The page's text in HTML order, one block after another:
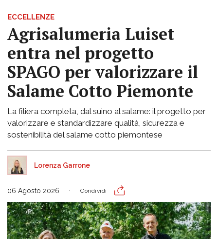
ECCELLENZE
Agrisalumeria Luiset
entra nel progetto
SPAGO per valorizzare il
Salame Cotto Piemonte
La filiera completa, dal suino al salame: il progetto per
valorizzare e standardizzare qualità, sicurezza e
sostenibilità del salame cotto piemontese
Lorenza Garrone
06 Agosto 2026 Condividi